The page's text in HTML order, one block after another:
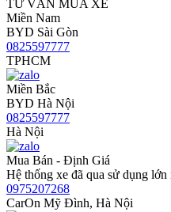
TƯ VẤN MUA XE
Miền Nam
BYD Sài Gòn
0825597777
TPHCM
Miền Bắc
BYD Hà Nội
0825597777
Hà Nội
Mua Bán - Định Giá
Hệ thống xe đã qua sử dụng
0975207268
CarOn Mỹ Đình, Hà Nội